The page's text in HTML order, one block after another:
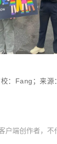
校：Fang；来源
户端创作者，不